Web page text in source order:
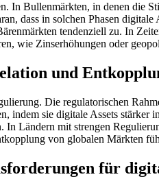
In Bullenmärkten, in denen die
dass in solchen Phasen
tendenziell zu. In
wie Zinserhöhungen oder
und
Die regulatorischen
indem sie digitale Assets
Ländern mit strengen
von globalen Märkten
für